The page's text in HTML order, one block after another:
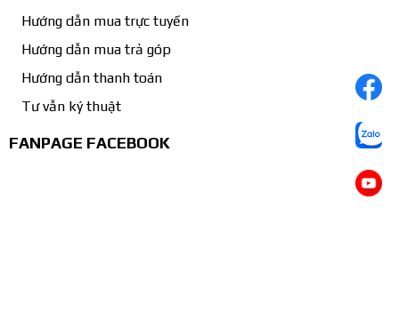
Hướng dẫn mua trực tuyến
Hướng dẫn mua trả góp
Hướng dẫn thanh toán
Tư vẫn ký thuật
FANPAGE FACEBOOK